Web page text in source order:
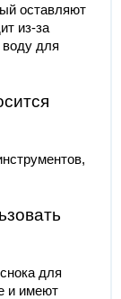
оставляют
из-за
для
для
и имеют